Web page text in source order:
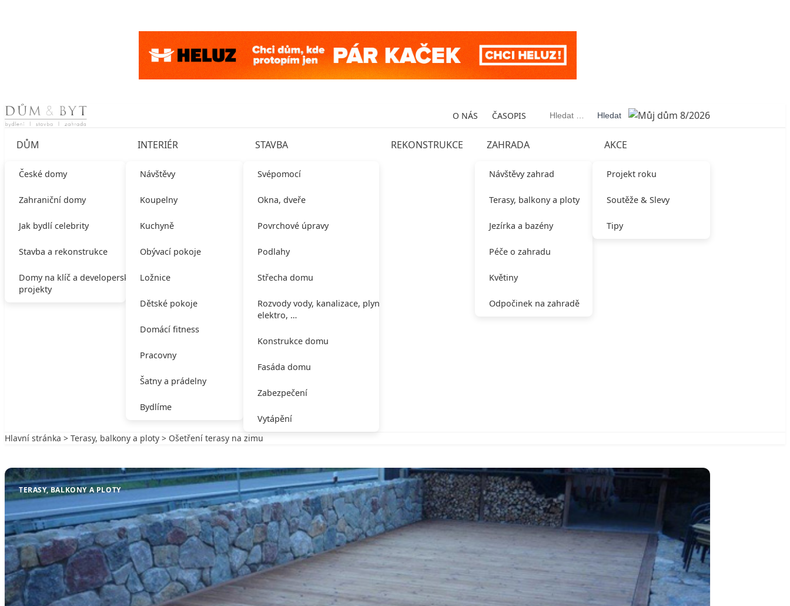
Skip to content O NÁS ČASOPIS Vyhledávání
DŮM
České domy
Zahraniční domy
Jak bydlí celebrity
Stavba a rekonstrukce
Domy na klíč a developerské
projekty
INTERIÉR
Návštěvy
Koupelny
Kuchyně
Obývací pokoje
Ložnice
Dětské pokoje
Domácí fitness
Pracovny
Šatny a prádelny
Bydlíme
STAVBA
Svépomocí
Okna, dveře
Povrchové úpravy
Podlahy
Střecha domu
Rozvody vody, kanalizace, plynu,
elektro, …
Konstrukce domu
Fasáda domu
Zabezpečení
Vytápění
REKONSTRUKCE ZAHRADA
Návštěvy zahrad
Terasy, balkony a ploty
Jezírka a bazény
Péče o zahradu
Květiny
Odpočinek na zahradě
AKCE
Projekt roku
Soutěže & Slevy
Tipy
Hlavní stránka > Terasy, balkony a ploty > Ošetření terasy na zimu
TERASY, BALKONY A PLOTY